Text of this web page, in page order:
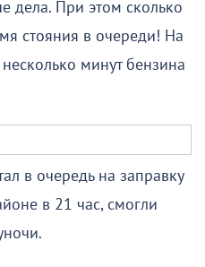
дела. При этом сколько
стояния в очереди! На
минут бензина
в очередь на заправку
в 21 час, смогли